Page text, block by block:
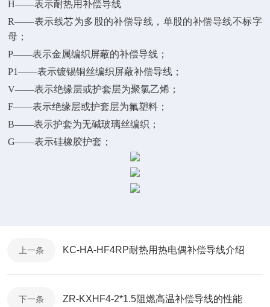
H——表示耐热用补偿导线
R——表示线芯为多股的补偿导线，单股的补偿导线不标字
母；
P——表示金属编织屏蔽的补偿导线；
P1——表示镀锡铜丝编织屏蔽补偿导线；
V——表示绝缘层或护套层为聚氯乙烯；
F——表示绝缘层或护套层为氟塑料；
B——表示护套为无碱玻璃丝编织；
G——表示硅橡胶护套；
上一条 KC-HA-HF4RP耐热用热电偶补偿导线介绍
下一条 ZR-KXHF4-2*1.5阻燃高温补偿导线的性能